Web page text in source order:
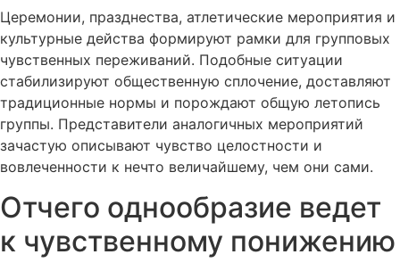
Церемонии, празднества, атлетические мероприятия и
культурные действа формируют рамки для групповых
чувственных переживаний. Подобные ситуации
стабилизируют общественную сплочение, доставляют
традиционные нормы и порождают общую летопись
группы. Представители аналогичных мероприятий
зачастую описывают чувство целостности и
вовлеченности к нечто величайшему, чем они сами.
Отчего однообразие ведет
к чувственному понижению